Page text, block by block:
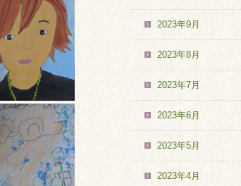
2023年9月
2023年8月
2023年7月
2023年6月
2023年5月
2023年4月